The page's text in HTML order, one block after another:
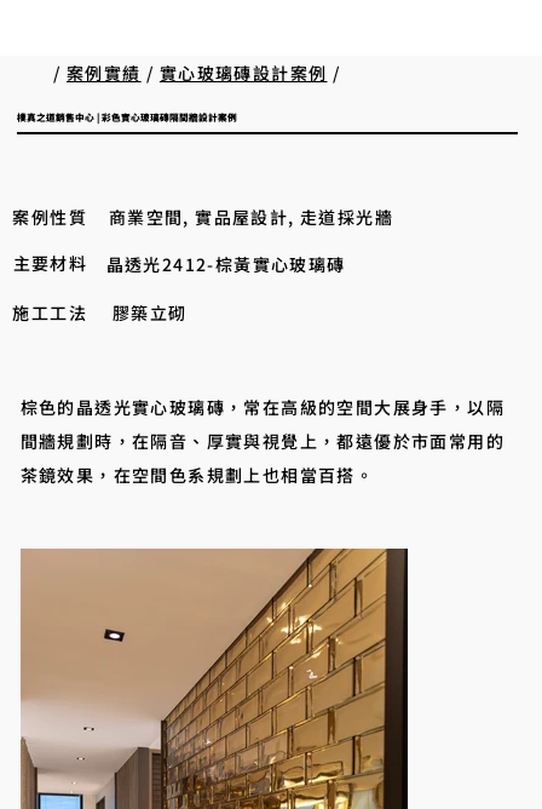
/案例實績 / 實心玻璃磚設計案例 /
棕色的晶透光實心玻璃磚，常在高級的空間大展身手，以隔
間牆規劃時，在隔音、厚實與視覺上，都遠優於市面常用的
茶鏡效果，在空間色系規劃上也相當百搭。
案例性質
商業空間, 實品屋設計, 走道採光牆
主要材料
晶透光2412-棕黃實心玻璃磚
施工工法 膠築立砌
樸真之道銷售中心 | 彩色實心玻璃磚隔間牆設計案例